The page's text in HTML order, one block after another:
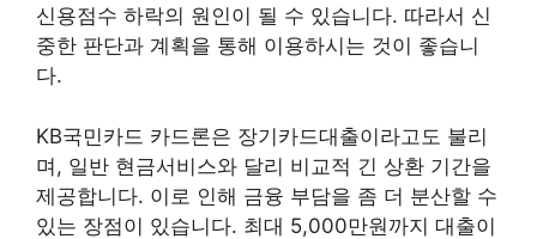
신용점수 하락의 원인이 될 수 있습니다. 따라서 신
중한 판단과 계획을 통해 이용하시는 것이 좋습니
다.
KB국민카드 카드론은 장기카드대출이라고도 불리
며, 일반 현금서비스와 달리 비교적 긴 상환 기간을
제공합니다. 이로 인해 금융 부담을 좀 더 분산할 수
있는 장점이 있습니다. 최대 5,000만원까지 대출이